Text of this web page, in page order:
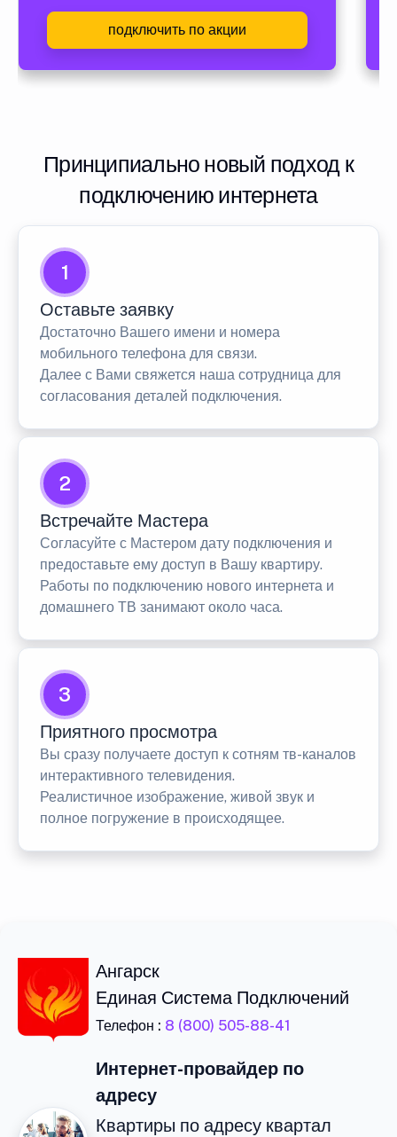
подключить по акции
Принципиально новый подход к
подключению интернета
1
Оставьте заявку
Достаточно Вашего имени и номера
мобильного телефона для связи.
Далее с Вами свяжется наша сотрудница для
согласования деталей подключения.
2
Встречайте Мастера
Согласуйте с Мастером дату подключения и
предоставьте ему доступ в Вашу квартиру.
Работы по подключению нового интернета и
домашнего ТВ занимают около часа.
3
Приятного просмотра
Вы сразу получаете доступ к сотням тв-каналов
интерактивного телевидения.
Реалистичное изображение, живой звук и
полное погружение в происходящее.
Ангарск
Единая Система Подключений
Телефон : 8 (800) 505-88-41
Интернет-провайдер по
адресу
Квартиры по адресу квартал